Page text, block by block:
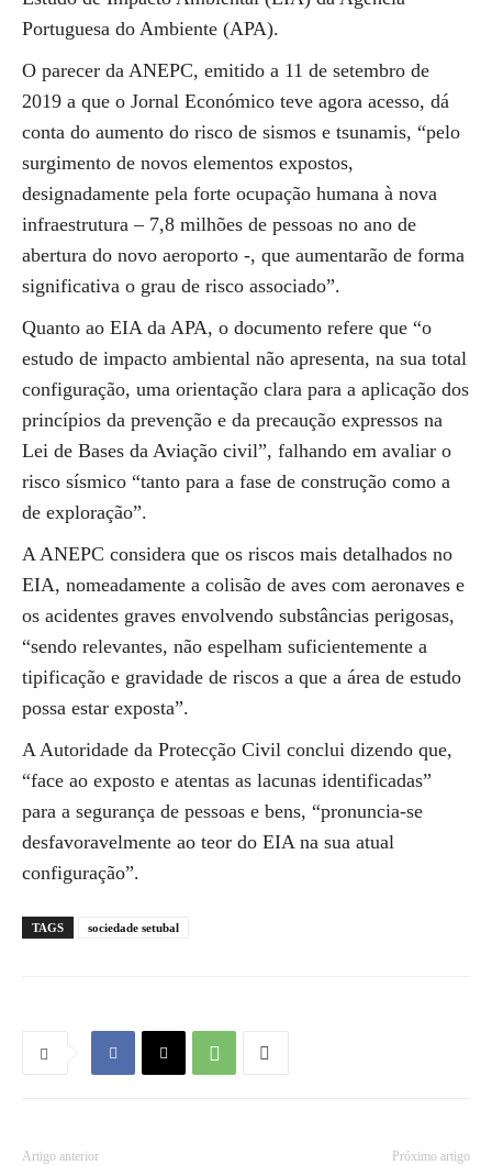
Portuguesa do Ambiente (APA).
O parecer da ANEPC, emitido a 11 de setembro de
2019 a que o Jornal Económico teve agora acesso, dá
conta do aumento do risco de sismos e tsunamis, “pelo
surgimento de novos elementos expostos,
designadamente pela forte ocupação humana à nova
infraestrutura – 7,8 milhões de pessoas no ano de
abertura do novo aeroporto -, que aumentarão de forma
significativa o grau de risco associado”.
Quanto ao EIA da APA, o documento refere que “o
estudo de impacto ambiental não apresenta, na sua total
configuração, uma orientação clara para a aplicação dos
princípios da prevenção e da precaução expressos na
Lei de Bases da Aviação civil”, falhando em avaliar o
risco sísmico “tanto para a fase de construção como a
de exploração”.
A ANEPC considera que os riscos mais detalhados no
EIA, nomeadamente a colisão de aves com aeronaves e
os acidentes graves envolvendo substâncias perigosas,
“sendo relevantes, não espelham suficientemente a
tipificação e gravidade de riscos a que a área de estudo
possa estar exposta”.
A Autoridade da Protecção Civil conclui dizendo que,
“face ao exposto e atentas as lacunas identificadas”
para a segurança de pessoas e bens, “pronuncia-se
desfavoravelmente ao teor do EIA na sua atual
configuração”.
TAGS sociedade setubal
Artigo anterior Próximo artigo